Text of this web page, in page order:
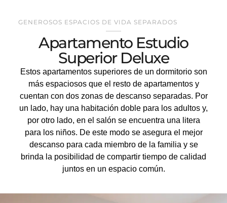
GENEROSOS ESPACIOS DE VIDA SEPARADOS
Apartamento Estudio
Superior Deluxe
Estos apartamentos superiores de un dormitorio son
más espaciosos que el resto de apartamentos y
cuentan con dos zonas de descanso separadas. Por
un lado, hay una habitación doble para los adultos y,
por otro lado, en el salón se encuentra una litera
para los niños. De este modo se asegura el mejor
descanso para cada miembro de la familia y se
brinda la posibilidad de compartir tiempo de calidad
juntos en un espacio común.